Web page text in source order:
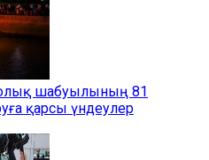
шабуылының 81
қарсы үндеулер